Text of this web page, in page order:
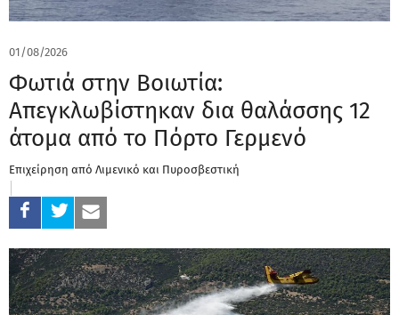
01/08/2026
Φωτιά στην Βοιωτία:
Απεγκλωβίστηκαν δια θαλάσσης 12
άτομα από το Πόρτο Γερμενό
Επιχείρηση από Λιμενικό και Πυροσβεστική